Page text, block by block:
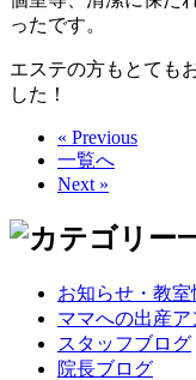
ったです。
エステの方もとても
した！
« Previous
一覧へ
Next »
お知らせ・教室
ママへの出産ア
スタッフブログ
院長ブログ